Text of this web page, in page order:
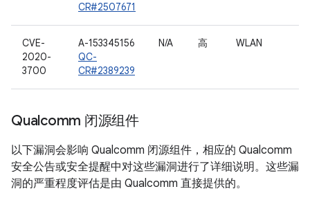
CR#2507671
CVE-
2020-
3700
A-153345156
QC-
CR#2389239
N/A 高 WLAN
Qualcomm 闭源组件
以下漏洞会影响 Qualcomm 闭源组件，相应的 Qualcomm
安全公告或安全提醒中对这些漏洞进行了详细说明。这些漏
洞的严重程度评估是由 Qualcomm 直接提供的。